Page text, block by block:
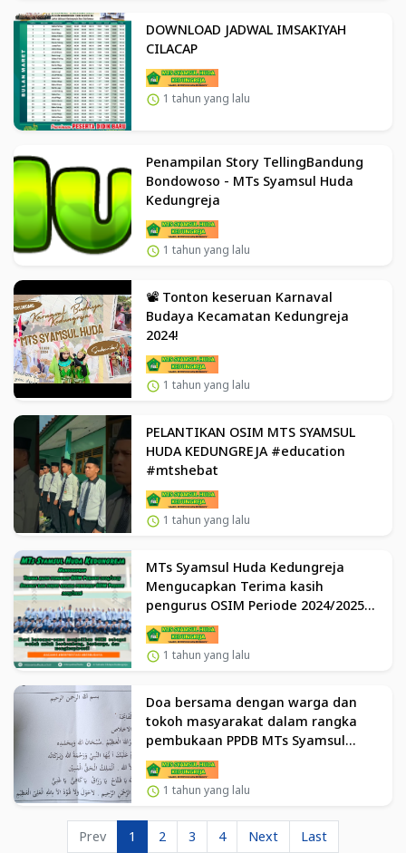
DOWNLOAD JADWAL IMSAKIYAH
CILACAP
1 tahun yang lalu
Penampilan Story TellingBandung
Bondowoso - MTs Syamsul Huda
Kedungreja
1 tahun yang lalu
📽️ Tonton keseruan Karnaval
Budaya Kecamatan Kedungreja
2024!
1 tahun yang lalu
PELANTIKAN OSIM MTS SYAMSUL
HUDA KEDUNGREJA #education
#mtshebat
1 tahun yang lalu
MTs Syamsul Huda Kedungreja
Mengucapkan Terima kasih
pengurus OSIM Periode 2024/2025
Selamat dan sukses kepada
pengurus OSIM Periode 2025/2026
1 tahun yang lalu
Doa bersama dengan warga dan
tokoh masyarakat dalam rangka
pembukaan PPDB MTs Syamsul
Huda Kedungreja TP 2025/2026
1 tahun yang lalu
Prev 1 2 3 4 Next Last